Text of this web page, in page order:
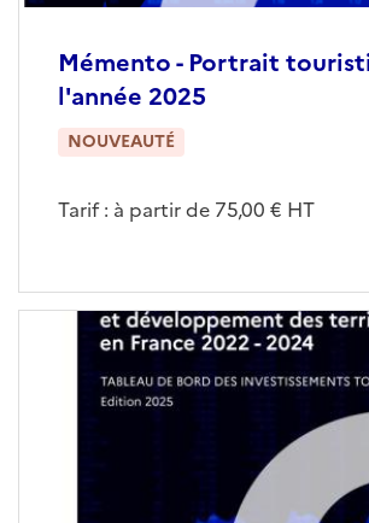
Mémento - Portrait
l'année 2025
NOUVEAUTÉ
Tarif : à partir de 75,00 € HT